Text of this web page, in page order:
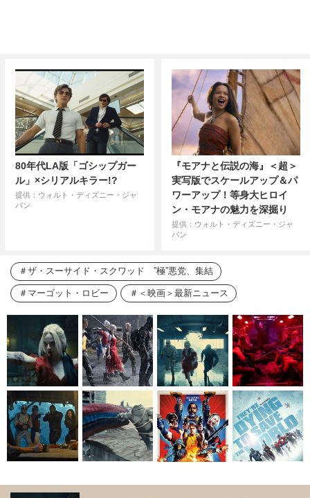
80年代LA版「ゴシップガー
ル」×シリアルキラー!?
提供：ウォルト・ディズニー・ジャ
パン
『モアナと伝説の海』＜超＞
実写版でスケールアップ＆パ
ワーアップ！等身大ヒロイ
ン・モアナの魅力を深掘り
提供：ウォルト・ディズニー・ジャ
パン
ザ・スーサイド・スクワッド ”極”悪党、集結
マーゴット・ロビー ＜映画＞最新ニュース